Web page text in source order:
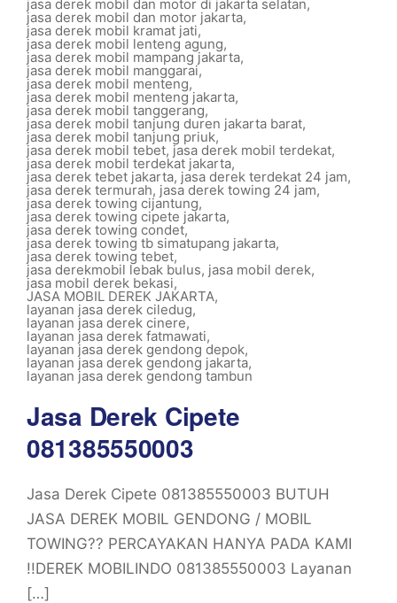
jasa derek mobil dan motor di jakarta selatan,
jasa derek mobil dan motor jakarta,
jasa derek mobil kramat jati,
jasa derek mobil lenteng agung,
jasa derek mobil mampang jakarta,
jasa derek mobil manggarai,
jasa derek mobil menteng,
jasa derek mobil menteng jakarta,
jasa derek mobil tanggerang,
jasa derek mobil tanjung duren jakarta barat,
jasa derek mobil tanjung priuk,
jasa derek mobil tebet, jasa derek mobil terdekat,
jasa derek mobil terdekat jakarta,
jasa derek tebet jakarta, jasa derek terdekat 24 jam,
jasa derek termurah, jasa derek towing 24 jam,
jasa derek towing cijantung,
jasa derek towing cipete jakarta,
jasa derek towing condet,
jasa derek towing tb simatupang jakarta,
jasa derek towing tebet,
jasa derekmobil lebak bulus, jasa mobil derek,
jasa mobil derek bekasi,
JASA MOBIL DEREK JAKARTA,
layanan jasa derek ciledug,
layanan jasa derek cinere,
layanan jasa derek fatmawati,
layanan jasa derek gendong depok,
layanan jasa derek gendong jakarta,
layanan jasa derek gendong tambun
Jasa Derek Cipete
081385550003
Jasa Derek Cipete 081385550003 BUTUH
JASA DEREK MOBIL GENDONG / MOBIL
TOWING?? PERCAYAKAN HANYA PADA KAMI
!!DEREK MOBILINDO 081385550003 Layanan
[…]